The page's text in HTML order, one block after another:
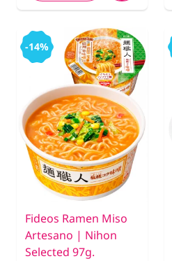
-14%
Fideos Ramen Miso
Artesano | Nihon
Selected 97g.